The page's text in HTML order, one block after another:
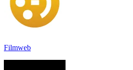
Filmweb